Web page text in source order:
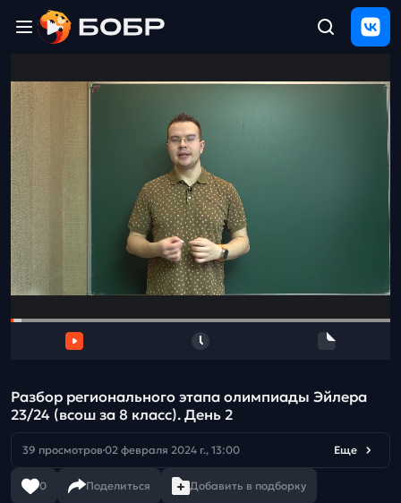
ЩЕЛЧОК
2026
Полезные
материалы
Проверка
сочинений
Тех
поддержка
и
Разбор регионального этапа олимпиады Эйлера
23/24 (всош за 8 класс). День 2
39 просмотров 02 февраля 2024 г., 13:00 Еще
0 Поделиться Добавить в подборку